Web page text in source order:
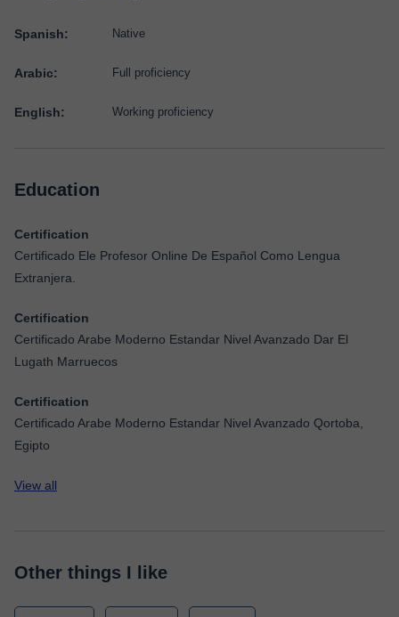
Spanish: Native
Arabic: Full proficiency
English: Working proficiency
Education
Certification
Certificado Ele Profesor Online De Español Como Lengua
Extranjera.
Certification
Certificado Arabe Moderno Estandar Nivel Avanzado Dar El
Lugath Marruecos
Certification
Certificado Arabe Moderno Estandar Nivel Avanzado Qortoba,
Egipto
View all
Other things I like